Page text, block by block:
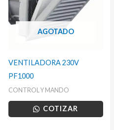
AGOTADO
VENTILADORA 230V
PF1000
CONTROL Y MANDO
COTIZAR